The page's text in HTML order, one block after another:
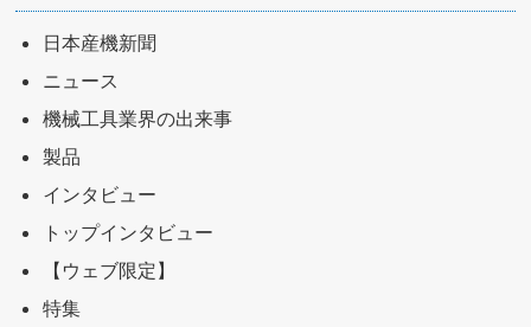
日本産機新聞
ニュース
機械工具業界の出来事
製品
インタビュー
トップインタビュー
【ウェブ限定】
特集